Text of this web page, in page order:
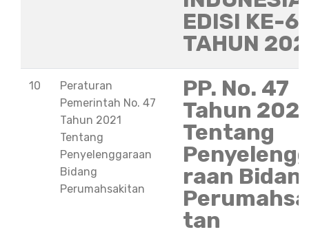
EDISI KE-6
TAHUN
10
Peraturan
Pemerintah No. 47
Tahun 2021
Tentang
Penyelenggaraan
Bidang
Perumahsakitan
PP. No. 47
Tahun
Tentang
raan
tan